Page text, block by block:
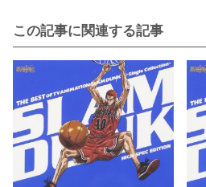
この記事に関連する記事